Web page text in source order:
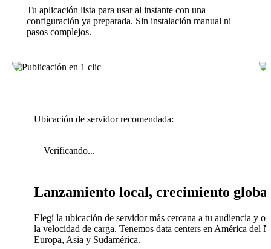
Tu aplicación lista para usar al instante con una
configuración ya preparada. Sin instalación manual ni
pasos complejos.
Ubicación de servidor recomendada:
Verificando...
Lanzamiento local, crecimiento global
Elegí la ubicación de servidor más cercana a tu audiencia y
la velocidad de carga. Tenemos data centers en América del
Europa, Asia y Sudamérica.